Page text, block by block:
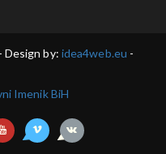
Design by: idea4web.eu -
Imenik BiH